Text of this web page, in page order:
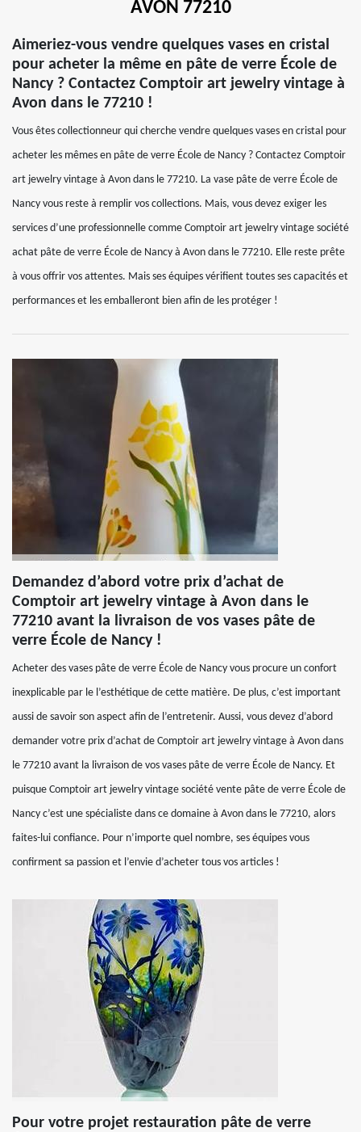
AVON 77210
Aimeriez-vous vendre quelques vases en cristal
pour acheter la même en pâte de verre École de
Nancy ? Contactez Comptoir art jewelry vintage à
Avon dans le 77210 !
Vous êtes collectionneur qui cherche vendre quelques vases en cristal pour
acheter les mêmes en pâte de verre École de Nancy ? Contactez Comptoir
art jewelry vintage à Avon dans le 77210. La vase pâte de verre École de
Nancy vous reste à remplir vos collections. Mais, vous devez exiger les
services d’une professionnelle comme Comptoir art jewelry vintage société
achat pâte de verre École de Nancy à Avon dans le 77210. Elle reste prête
à vous offrir vos attentes. Mais ses équipes vérifient toutes ses capacités et
performances et les emballeront bien afin de les protéger !
Demandez d’abord votre prix d’achat de
Comptoir art jewelry vintage à Avon dans le
77210 avant la livraison de vos vases pâte de
verre École de Nancy !
Acheter des vases pâte de verre École de Nancy vous procure un confort
inexplicable par le l’esthétique de cette matière. De plus, c’est important
aussi de savoir son aspect afin de l’entretenir. Aussi, vous devez d’abord
demander votre prix d’achat de Comptoir art jewelry vintage à Avon dans
le 77210 avant la livraison de vos vases pâte de verre École de Nancy. Et
puisque Comptoir art jewelry vintage société vente pâte de verre École de
Nancy c’est une spécialiste dans ce domaine à Avon dans le 77210, alors
faites-lui confiance. Pour n’importe quel nombre, ses équipes vous
confirment sa passion et l’envie d’acheter tous vos articles !
Pour votre projet restauration pâte de verre